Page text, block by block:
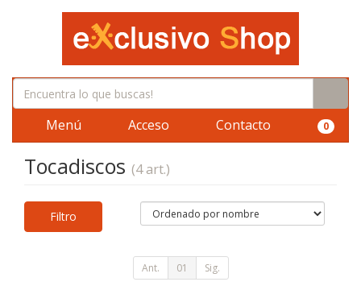
Menú Acceso Contacto 0
Tocadiscos (4 art.)
Filtro
Ant. 01 Sig.